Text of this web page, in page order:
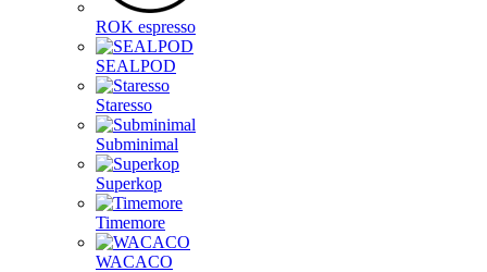
ROK espresso
SEALPOD
Staresso
Subminimal
Superkop
Timemore
WACACO